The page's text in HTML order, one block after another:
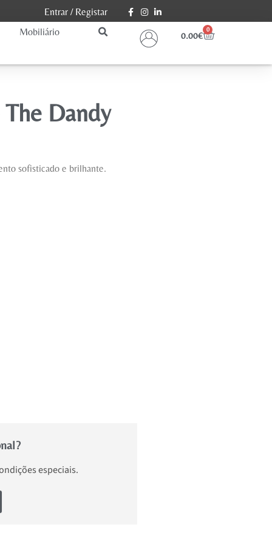
Entrar/ Registar
Mobiliário 0.00€
0
The Dandy
sofisticado e brilhante.
especiais.